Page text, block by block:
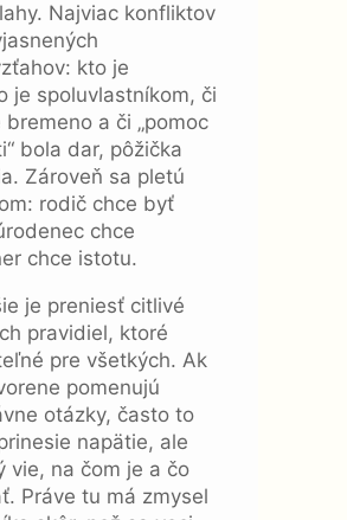
Najviac konfliktov
kto je
je spoluvlastníkom, či
a či „pomoc
bola dar, pôžička
Zároveň sa pletú
rodič chce byť
chce
chce istotu.
je preniesť citlivé
pravidiel, ktoré
pre všetkých. Ak
pomenujú
otázky, často to
napätie, ale
na čom je a čo
Práve tu má zmysel